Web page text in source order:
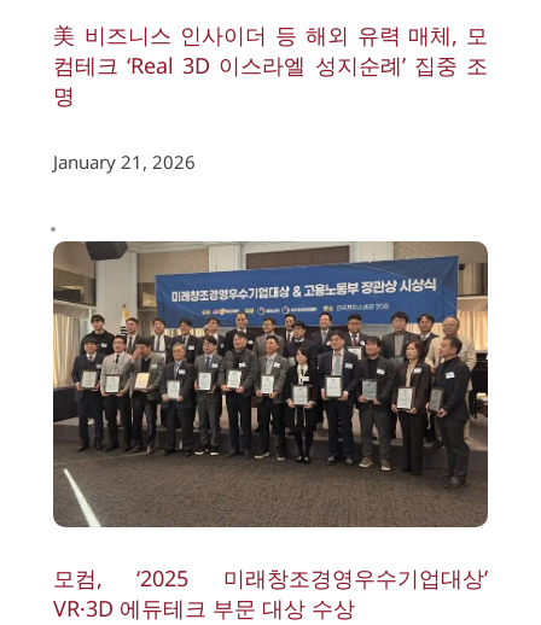
美 비즈니스 인사이더 등 해외 유력 매체, 모
컴테크 ‘Real 3D 이스라엘 성지순례’ 집중 조
명
January 21, 2026
모컴, ‘2025 미래창조경영우수기업대상’
VR·3D 에듀테크 부문 대상 수상